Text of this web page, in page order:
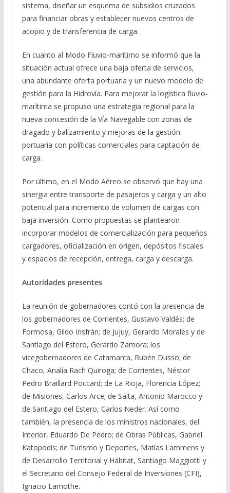
sistema, diseñar un esquema de subsidios cruzados
para financiar obras y establecer nuevos centros de
acopio y de transferencia de carga.
En cuanto al Modo Fluvio-marítimo se informó que la
situación actual ofrece una baja oferta de servicios,
una abundante oferta portuaria y un nuevo modelo de
gestión para la Hidrovía. Para mejorar la logística fluvio-
marítima se propuso una estrategia regional para la
nueva concesión de la Vía Navegable con zonas de
dragado y balizamiento y mejoras de la gestión
portuaria con políticas comerciales para captación de
carga.
Por último, en el Modo Aéreo se observó que hay una
sinergia entre transporte de pasajeros y carga y un alto
potencial para incremento de volumen de cargas con
baja inversión. Como propuestas se plantearon
incorporar modelos de comercialización para pequeños
cargadores, oficialización en origen, depósitos fiscales
y espacios de recepción, entrega, carga y descarga.
Autoridades presentes
La reunión de gobernadores contó con la presencia de
los gobernadores de Corrientes, Gustavo Valdés; de
Formosa, Gildo Insfrán; de Jujuy, Gerardo Morales y de
Santiago del Estero, Gerardo Zamora; los
vicegobernadores de Catamarca, Rubén Dusso; de
Chaco, Analía Rach Quiroga; de Corrientes, Néstor
Pedro Braillard Poccard; de La Rioja, Florencia López;
de Misiones, Carlos Arce; de Salta, Antonio Marocco y
de Santiago del Estero, Carlos Neder. Así como
también, la presencia de los ministros nacionales, del
Interior, Eduardo De Pedro; de Obras Públicas, Gabriel
Katopodis; de Turismo y Deportes, Matías Lammens y
de Desarrollo Territorial y Hábitat, Santiago Maggiotti y
el Secretario del Consejo Federal de Inversiones (CFI),
Ignacio Lamothe.